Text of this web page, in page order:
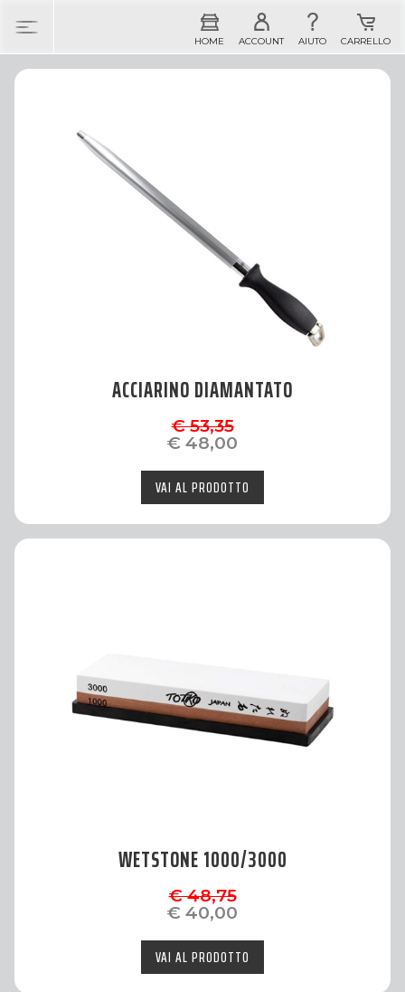
ACCIARINO DIAMANTATO
€ 53,35
€ 48,00
VAI AL PRODOTTO
WETSTONE 1000/3000
€ 48,75
€ 40,00
VAI AL PRODOTTO